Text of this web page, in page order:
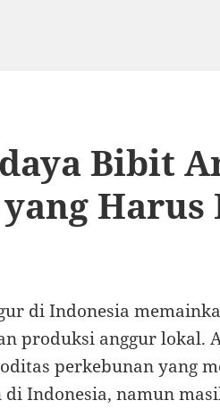
Bibit
Harus
di Indonesia
produksi anggur lokal.
perkebunan yang
Indonesia, namun